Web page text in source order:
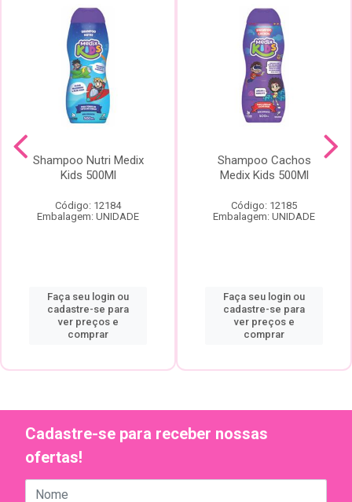
Shampoo Nutri Medix
Kids 500Ml
Código: 12184
Embalagem: UNIDADE
Faça seu login ou
cadastre-se para
ver preços e
comprar
Shampoo Cachos
Medix Kids 500Ml
Código: 12185
Embalagem: UNIDADE
Faça seu login ou
cadastre-se para
ver preços e
comprar
Cadastre-se para receber nossas
ofertas!